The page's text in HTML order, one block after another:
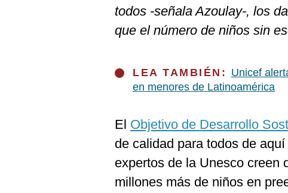
todos -señala Azoulay-, los
que el número de niños sin
LEA TAMBIÉN: Unicef
en menores de Latinoamérica
El Objetivo de Desarrollo
de calidad para todos de
expertos de la Unesco creen
millones más de niños en